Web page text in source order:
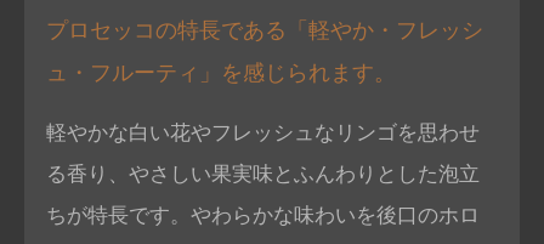
プロセッコの特長である「軽やか・フレッシ
ュ・フルーティ」を感じられます。
軽やかな白い花やフレッシュなリンゴを思わせ
る香り、やさしい果実味とふんわりとした泡立
ちが特長です。やわらかな味わいを後口のホロ